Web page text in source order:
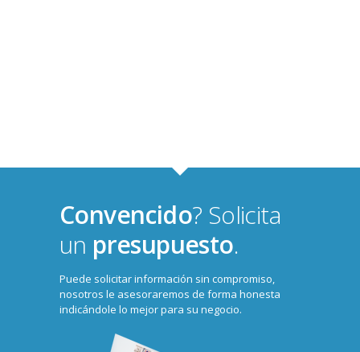
Convencido? Solicita
un presupuesto.
Puede solicitar información sin compromiso,
nosotros le asesoraremos de forma honesta
indicándole lo mejor para su negocio.